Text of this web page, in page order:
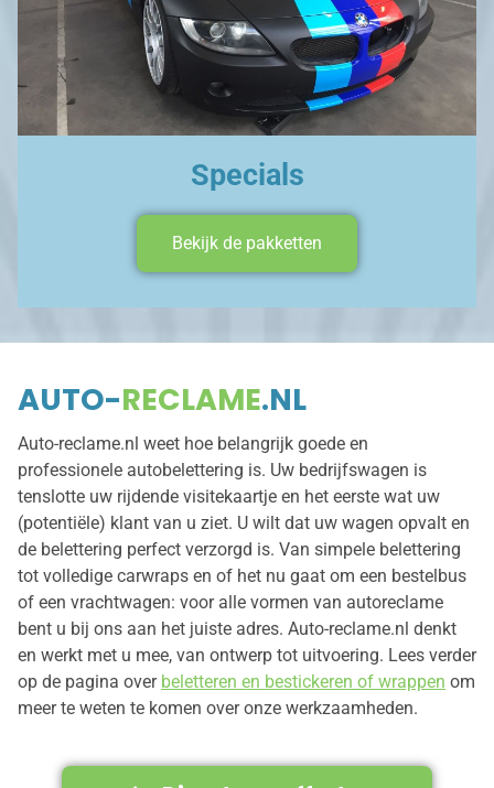
Specials
Bekijk de pakketten
AUTO-RECLAME.NL
Auto-reclame.nl weet hoe belangrijk goede en
professionele autobelettering is. Uw bedrijfswagen is
tenslotte uw rijdende visitekaartje en het eerste wat uw
(potentiële) klant van u ziet. U wilt dat uw wagen opvalt en
de belettering perfect verzorgd is. Van simpele belettering
tot volledige carwraps en of het nu gaat om een bestelbus
of een vrachtwagen: voor alle vormen van autoreclame
bent u bij ons aan het juiste adres. Auto-reclame.nl denkt
en werkt met u mee, van ontwerp tot uitvoering. Lees verder
op de pagina over beletteren en bestickeren of wrappen om
meer te weten te komen over onze werkzaamheden.